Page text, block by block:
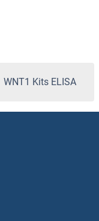
WNT1 Kits ELISA